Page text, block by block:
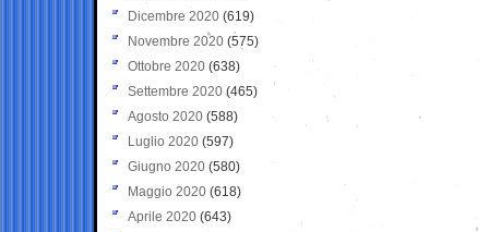
Dicembre 2020 (619)
Novembre 2020 (575)
Ottobre 2020 (638)
Settembre 2020(465)
Agosto 2020 (588)
Luglio 2020 (597)
Giugno 2020 (580)
Maggio 2020 (618)
Aprile 2020 (643)